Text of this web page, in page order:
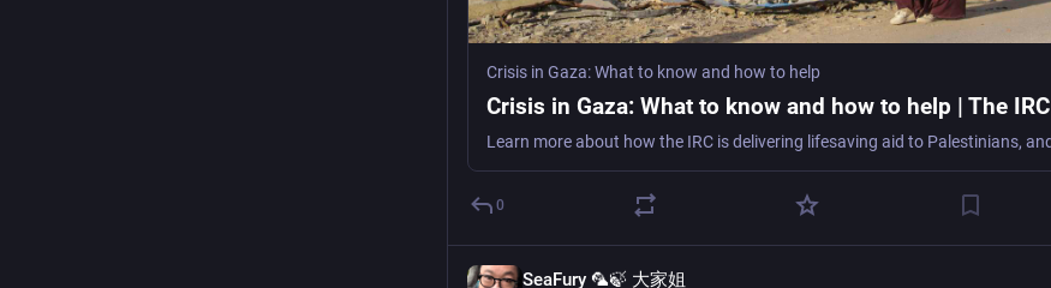
Crisis in Gaza: What to know and how to help
Crisis in Gaza: What to know and how to help | The IRC
0
SeaFury 🦜🍃 大家姐